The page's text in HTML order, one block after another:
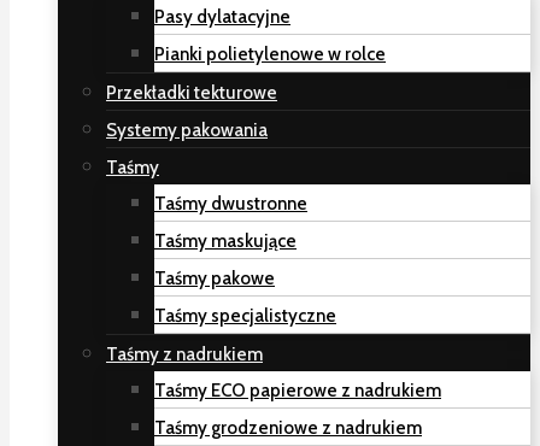
Pasy dylatacyjne
Pianki polietylenowe w rolce
Przekładki tekturowe
Systemy pakowania
Taśmy
Taśmy dwustronne
Taśmy maskujące
Taśmy pakowe
Taśmy specjalistyczne
Taśmy z nadrukiem
Taśmy ECO papierowe z nadrukiem
Taśmy grodzeniowe z nadrukiem